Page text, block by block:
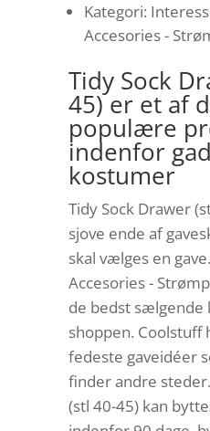
Kategori:
Accesories -
Tidy Sock
45) er et af
populære
indenfor
kostumer
Tidy Sock Drawer
sjove ende af
skal vælges en
Accesories -
de bedst sælgende
shoppen. Coolstuff
fedeste gaveidéer
finder andre
(stl 40-45) kan